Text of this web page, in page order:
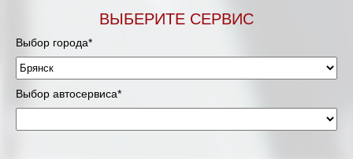
ВЫБЕРИТЕ СЕРВИС
Выбор города*
Выбор автосервиса*